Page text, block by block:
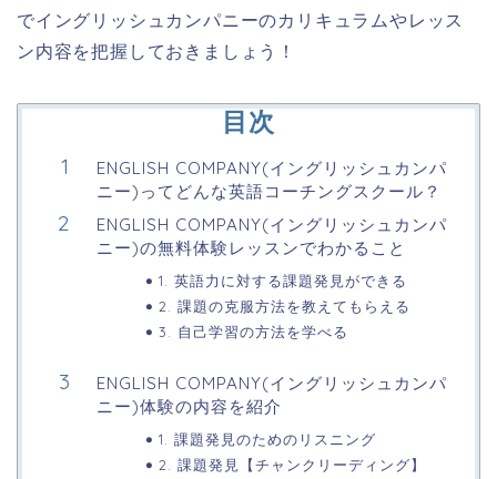
でイングリッシュカンパニーのカリキュラムやレッス
ン内容を把握しておきましょう！
目次
ENGLISH COMPANY(イングリッシュカンパ
ニー)ってどんな英語コーチングスクール？
ENGLISH COMPANY(イングリッシュカンパ
ニー)の無料体験レッスンでわかること
1. 英語力に対する課題発見ができる
2. 課題の克服方法を教えてもらえる
3. 自己学習の方法を学べる
ENGLISH COMPANY(イングリッシュカンパ
ニー)体験の内容を紹介
1. 課題発見のためのリスニング
2. 課題発見【チャンクリーディング】